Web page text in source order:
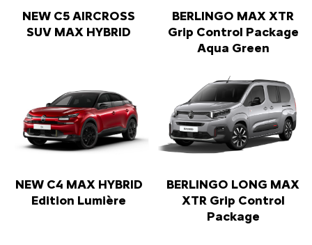
NEW C5 AIRCROSS
SUV MAX HYBRID
BERLINGO MAX XTR
Grip Control Package
Aqua Green
NEW C4 MAX HYBRID
Edition Lumière
BERLINGO LONG MAX
XTR Grip Control
Package